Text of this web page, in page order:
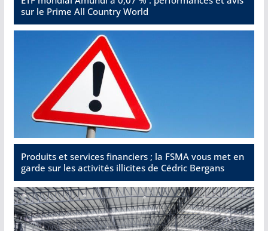
sur le Prime All Country World
Produits et services financiers ; la FSMA vous met en
garde sur les activités illicites de Cédric Bergans